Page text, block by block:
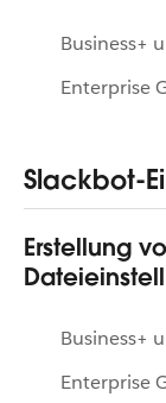
Business+
Enterprise
Slackbot-
Erstellung
Business+
Enterprise